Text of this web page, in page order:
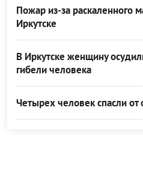
Пожар из-за раскаленного
Иркутске
В Иркутске женщину
гибели человека
Четырех человек спасли от